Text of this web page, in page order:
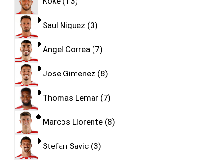
Saul Niguez 3
Angel Correa 7
Jose Gimenez 8
Thomas Lemar 7
Marcos Llorente 8
Stefan Savic 3